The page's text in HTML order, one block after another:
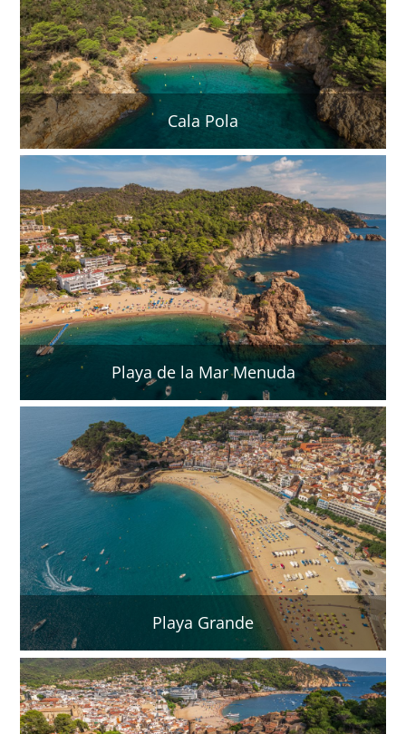
Cala Pola
Playa de la Mar Menuda
Playa Grande